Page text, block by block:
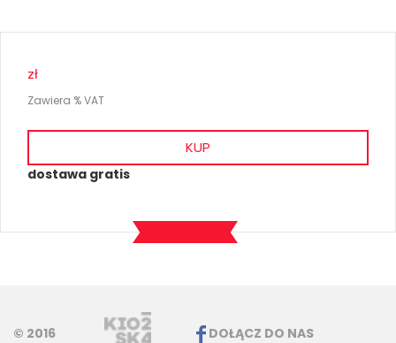
zł
Zawiera % VAT
KUP
dostawa gratis
© 2016 DOŁĄCZ DO NAS